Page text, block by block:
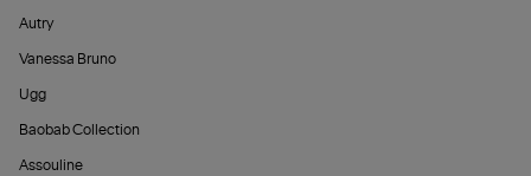
Autry
Vanessa Bruno
Ugg
Baobab Collection
Assouline